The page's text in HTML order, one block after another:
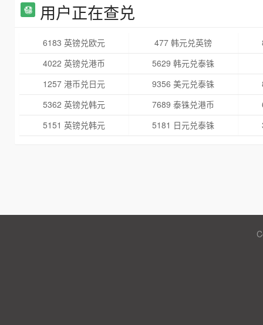
用户正在查兑
6183 英镑兑欧元 477 韩元兑英镑
4022 英镑兑港币
5629 韩元兑泰铢
1257 港币兑日元
9356 美元兑泰铢
5362 英镑兑韩元
7689 泰铢兑港币
5151 英镑兑韩元
5181 日元兑泰铢